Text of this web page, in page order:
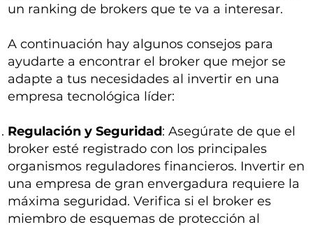
un ranking de brokers que te va a interesar.
A continuación hay algunos consejos para
ayudarte a encontrar el broker que mejor se
adapte a tus necesidades al invertir en una
empresa tecnológica líder:
Regulación y Seguridad: Asegúrate de que el
broker esté registrado con los principales
organismos reguladores financieros. Invertir en
una empresa de gran envergadura requiere la
máxima seguridad. Verifica si el broker es
miembro de esquemas de protección al